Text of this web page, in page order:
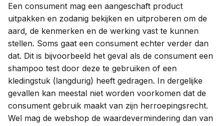
Een consument mag een aangeschaft product
uitpakken en zodanig bekijken en uitproberen om de
aard, de kenmerken en de werking vast te kunnen
stellen. Soms gaat een consument echter verder dan
dat. Dit is bijvoorbeeld het geval als de consument een
shampoo test door deze te gebruiken of een
kledingstuk (langdurig) heeft gedragen. In dergelijke
gevallen kan meestal niet worden voorkomen dat de
consument gebruik maakt van zijn herroepingsrecht.
Wel mag de webshop de waardevermindering dan van